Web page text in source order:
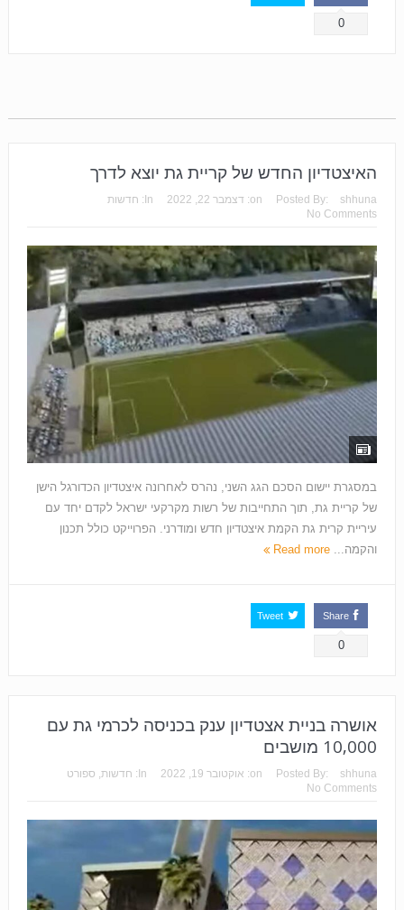
0
האיצטדיון החדש של קריית גת יוצא לדרך
Posted By: shhuna
on: דצמבר 22, 2022 In: חדשות
No Comments
במסגרת יישום הסכם הגג השני, נהרס לאחרונה איצטדיון הכדורגל הישן
של קריית גת, תוך התחייבות של רשות מקרקעי ישראל לקדם יחד עם
עיריית קרית גת הקמת איצטדיון חדש ומודרני. הפרוייקט כולל תכנון
והקמה... Read more
Share
0
Tweet
אושרה בניית אצטדיון ענק בכניסה לכרמי גת עם
10,000 מושבים
Posted By: shhuna
on: אוקטובר 19, 2022 In: חדשות, ספורט
No Comments